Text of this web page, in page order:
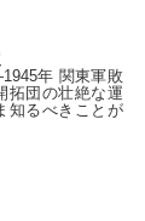
年 関東軍敗
拓団の壮絶な運
知るべきことが